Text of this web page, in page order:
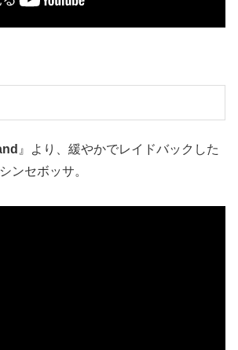
』より、緩やかでレイドバックした
ンセボッサ。